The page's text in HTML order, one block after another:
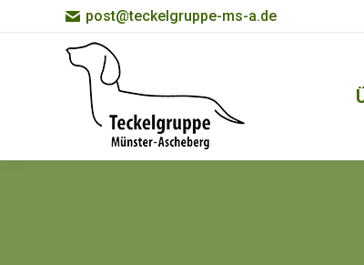
post@teckelgruppe-ms-a.de